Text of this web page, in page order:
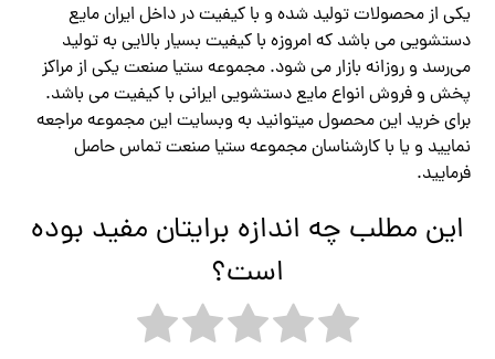
یکی از محصولات تولید شده و با کیفیت در داخل ایران مایع
دستشویی می باشد که امروزه با کیفیت بسیار بالایی به تولید
می‌رسد و روزانه بازار می شود. مجموعه ستیا صنعت یکی از مراکز
پخش و فروش انواع مایع دستشویی ایرانی با کیفیت می باشد.
برای خرید این محصول میتوانید به وبسایت این مجموعه مراجعه
نمایید و یا با کارشناسان مجموعه ستیا صنعت تماس حاصل
فرمایید.
این مطلب چه اندازه برایتان مفید بوده
است؟